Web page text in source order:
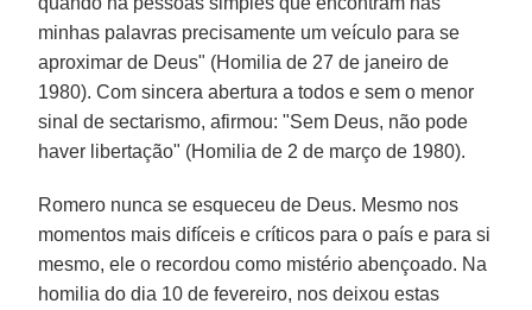
minhas palavras precisamente um veículo para se
aproximar de Deus" (Homilia de 27 de janeiro de
1980). Com sincera abertura a todos e sem o menor
sinal de sectarismo, afirmou: "Sem Deus, não pode
haver libertação" (Homilia de 2 de março de 1980).
Romero nunca se esqueceu de Deus. Mesmo nos
momentos mais difíceis e críticos para o país e para si
mesmo, ele o recordou como mistério abençoado. Na
homilia do dia 10 de fevereiro, nos deixou estas